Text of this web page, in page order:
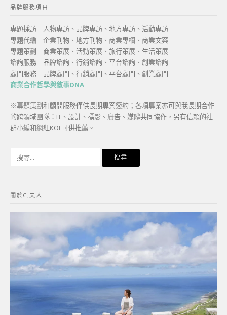
品牌服務項目
專題採訪｜人物專訪、品牌專訪、地方專訪、活動專訪
專題代編｜企業刊物、地方刊物、商業專欄、商業文案
專題策劃｜商業策展、活動策展、旅行策展、生活策展
諮詢服務｜品牌諮詢、行銷諮詢、平台諮詢、創業諮詢
顧問服務｜品牌顧問、行銷顧問、平台顧問、創業顧問
商業合作哲學與敘事DNA
※專題策劃和顧問服務僅供長期專案簽約；各項專案亦可與我長期合作
的跨領域團隊：IT、設計、攝影、廣告、媒體共同協作，另有信賴的社
群小編和網紅KOL可供推薦。
字:
關於CJ夫人